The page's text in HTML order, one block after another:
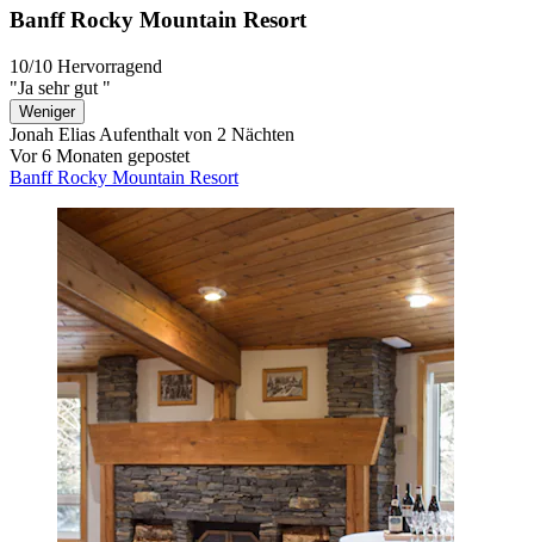
Banff Rocky Mountain Resort
10/10 Hervorragend
"Ja sehr gut "
Weniger
Jonah Elias Aufenthalt von 2 Nächten
Vor 6 Monaten gepostet
Banff Rocky Mountain Resort